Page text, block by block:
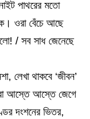
পাথরের মতো
ওরা বেঁচে আছে
/ সব সাধ জেনেছে
লেখা থাকবে ‘জীবন’
ওরা আস্তে আস্তে জেগে
দংশনের ভিতর,